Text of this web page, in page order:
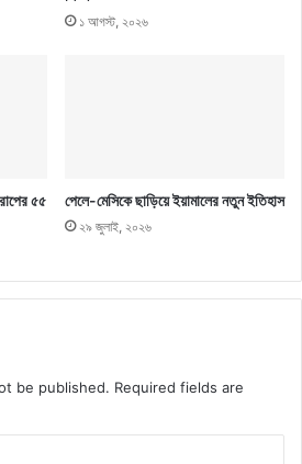
১ আগস্ট, ২০২৬
৫৫
পেলে-মেসিকে ছাড়িয়ে ইয়ামালের নতুন ইতিহাস
২৯ জুলাই, ২০২৬
be published. Required fields are